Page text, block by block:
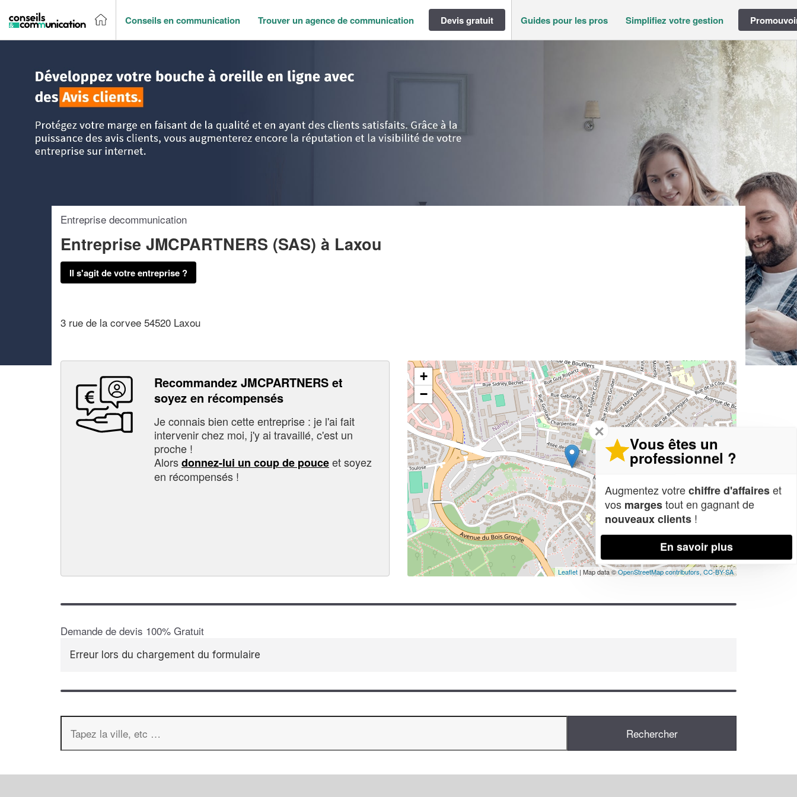
Conseils en communication Trouver un agence de communication Devis gratuit Guides pour les pros Simplifiez votre gestion
Entreprise decommunication
Entreprise JMCPARTNERS (SAS) à Laxou
Il s'agit de votre entreprise ?
3 rue de la corvee 54520 Laxou
Recommandez JMCPARTNERS et
soyez en récompensés
Je connais bien cette entreprise : je l'ai fait
intervenir chez moi, j'y ai travaillé, c'est un
proche !
Alorsdonnez-lui un coup de pouceet soyez
en récompensés !
+
−
Leaflet | Map data ©OpenStreetMap contributors, CC-BY-SA
Demande de devis 100% Gratuit
Erreur lors du chargement du formulaire
✕
Vous êtes un
professionnel ?
Augmentez votrechiffre d'affaireset
vos margestout en gagnant de
nouveaux clients !
En savoir plus